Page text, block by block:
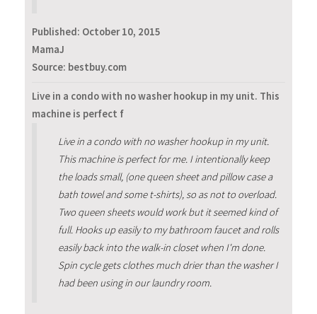
Published: October 10, 2015
MamaJ
Source: bestbuy.com
Live in a condo with no washer hookup in my unit. This
machine is perfect f
Live in a condo with no washer hookup in my unit.
This machine is perfect for me. I intentionally keep
the loads small, (one queen sheet and pillow case a
bath towel and some t-shirts), so as not to overload.
Two queen sheets would work but it seemed kind of
full. Hooks up easily to my bathroom faucet and rolls
easily back into the walk-in closet when I'm done.
Spin cycle gets clothes much drier than the washer I
had been using in our laundry room.